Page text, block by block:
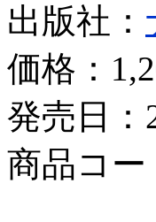
出版社：
価格：
発売日：
商品コー